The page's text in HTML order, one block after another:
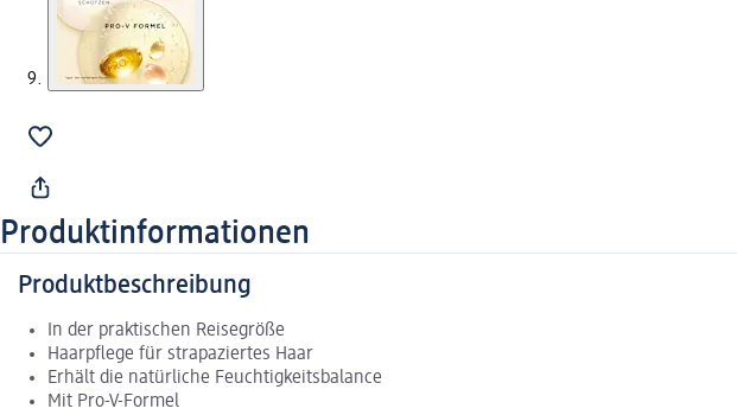
Produktinformationen
Produktbeschreibung
In der praktischen Reisegröße
Haarpflege für strapaziertes Haar
Erhält die natürliche Feuchtigkeitsbalance
Mit Pro-V-Formel